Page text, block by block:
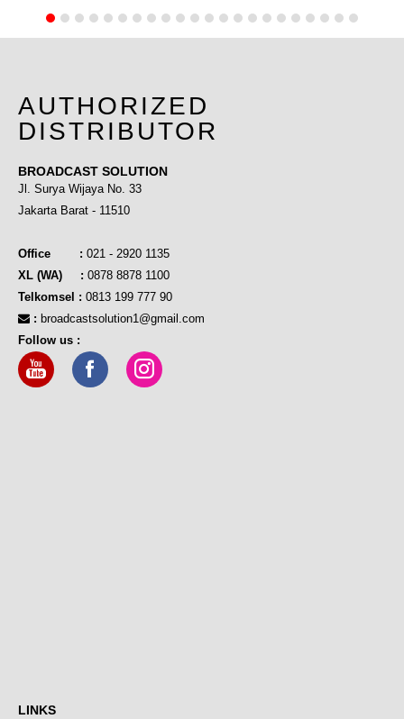
AUTHORIZED
DISTRIBUTOR
BROADCAST SOLUTION
Jl. Surya Wijaya No. 33
Jakarta Barat - 11510
Office : 021 - 2920 1135
XL (WA) : 0878 8878 1100
Telkomsel : 0813 199 777 90
: broadcastsolution1@gmail.com
Follow us :
LINKS